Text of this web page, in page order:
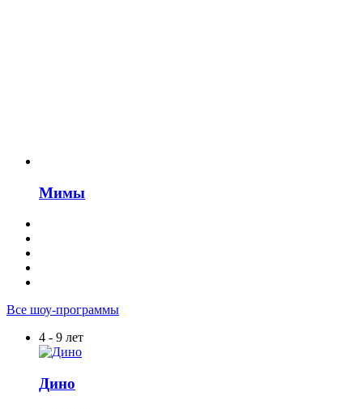
Мимы
Все шоу-программы
4 - 9 лет
Дино